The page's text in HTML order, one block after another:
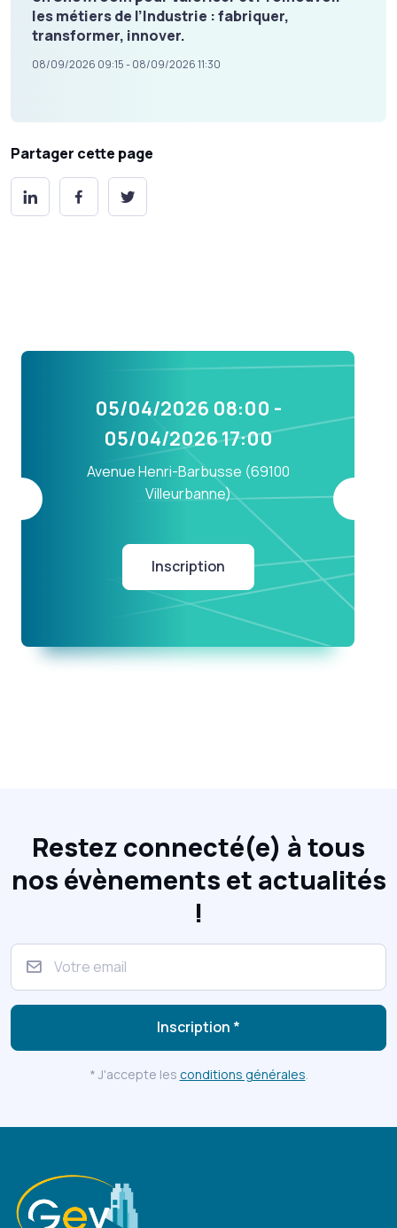
les métiers de l’Industrie : fabriquer,
transformer, innover.
08/09/2026 09:15 - 08/09/2026 11:30
Partager cette page
05/04/2026 08:00 -
05/04/2026 17:00
Avenue Henri-Barbusse (69100
Villeurbanne)
Inscription
Restez connecté(e) à tous
nos évènements et actualités
!
Inscription *
* J'accepte les conditions générales.